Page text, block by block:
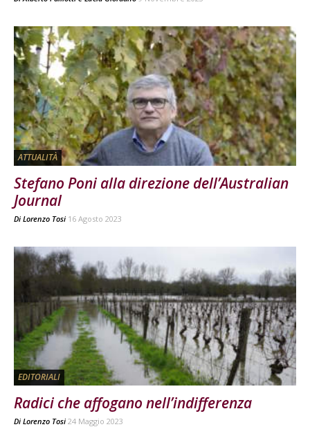
ATTUALITÀ
Stefano Poni alla direzione dell’Australian
Journal
Di Lorenzo Tosi 16 Agosto 2023
EDITORIALI
Radici che affogano nell’indifferenza
Di Lorenzo Tosi 24 Maggio 2023